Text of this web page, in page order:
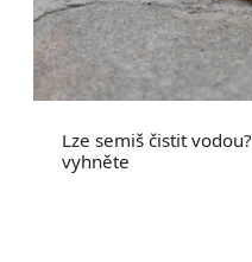
Lze semiš čistit
vyhněte